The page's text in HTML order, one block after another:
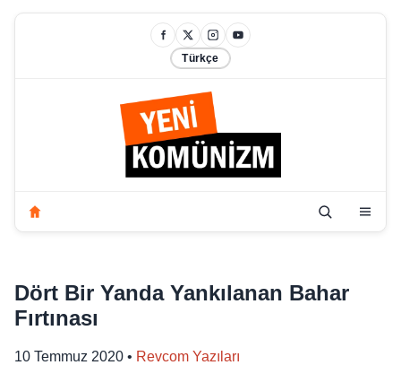
Türkçe
Dört Bir Yanda Yankılanan Bahar
Fırtınası
10 Temmuz 2020 • Revcom Yazıları